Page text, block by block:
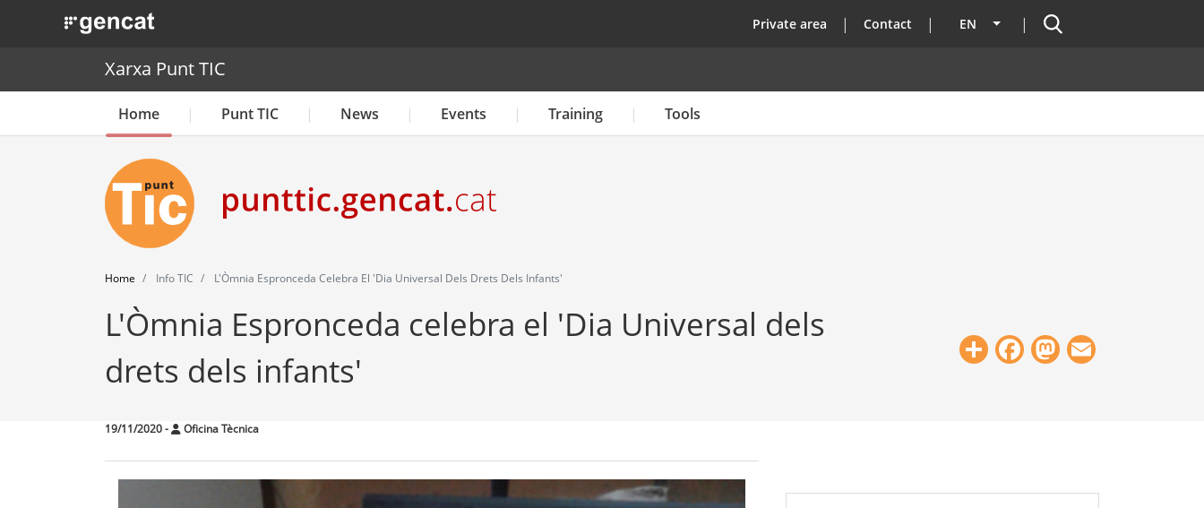
. Obre en una nova finestra. top
Private area Contact EN List additional actions
Search
Xarxa Punt TIC
Home Punt TIC News Events Training Tools
Home Info TIC L'Òmnia Espronceda Celebra El 'Dia Universal Dels Drets Dels Infants'
L'Òmnia Espronceda celebra el 'Dia Universal dels
drets dels infants'
ShareFacebook
Mastodon
19/11/2020- Oficina Tècnica